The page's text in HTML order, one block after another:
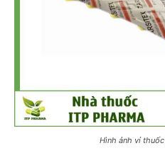
Hình ảnh vỉ